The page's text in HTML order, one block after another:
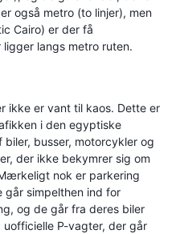
også metro (to linjer), men
Cairo) er der få
langs metro ruten.
ikke er vant til kaos. Dette er
i den egyptiske
busser, motorcykler og
der ikke bekymrer sig om
nok er parkering
går simpelthen ind for
og de går fra deres biler
P-vagter, der går